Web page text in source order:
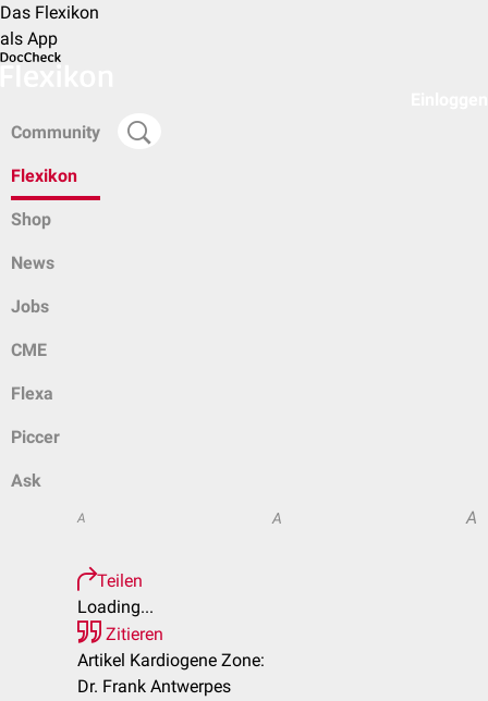
Das Flexikon
als App
Community
Flexikon
Shop
News
Jobs
CME
Flexa
Piccer
Ask
A A A
Teilen
Loading...
Zitieren
Artikel Kardiogene Zone:
Dr. Frank Antwerpes